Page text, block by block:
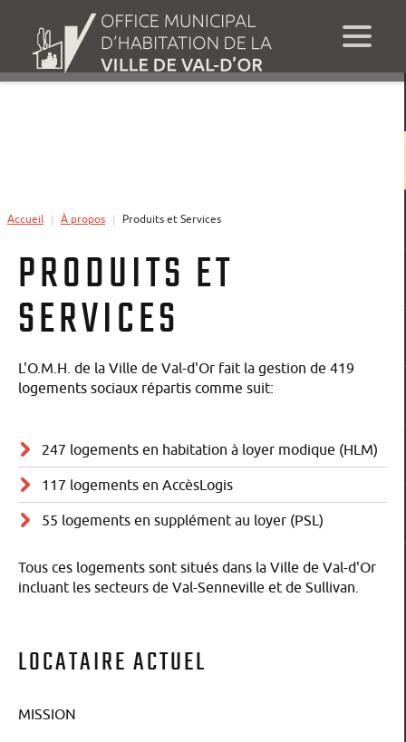
Accueil À propos Produits et Services
PRODUITS ET
SERVICES
L'O.M.H. de la Ville de Val-d'Or fait la gestion de 419
logements sociaux répartis comme suit:
247 logements en habitation à loyer modique (HLM)
117 logements en AccèsLogis
55 logements en supplément au loyer (PSL)
Tous ces logements sont situés dans la Ville de Val-d'Or
incluant les secteurs de Val-Senneville et de Sullivan.
LOCATAIRE ACTUEL
MISSION